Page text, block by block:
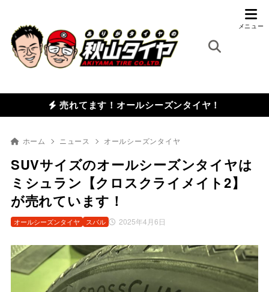
売れてます！オールシーズンタイヤ！
ホーム ニュース オールシーズンタイヤ
SUVサイズのオールシーズンタイヤは
ミシュラン【クロスクライメイト2】
が売れています！
2025年4月6日
オールシーズンタイヤ スバル